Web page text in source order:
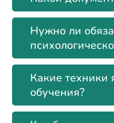
Нужно ли
Какие техники
обучения?